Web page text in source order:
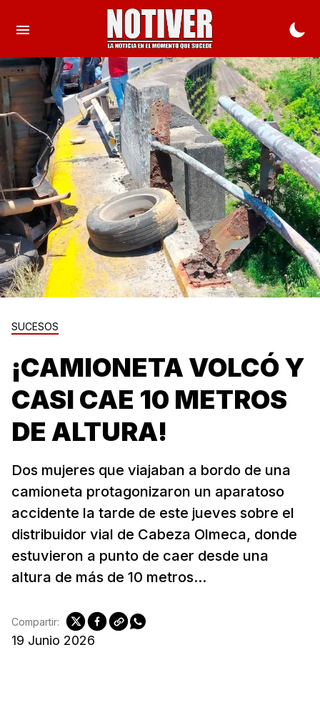
SUCESOS
¡CAMIONETA VOLCÓ Y
CASI CAE 10 METROS
DE ALTURA!
Dos mujeres que viajaban a bordo de una
camioneta protagonizaron un aparatoso
accidente la tarde de este jueves sobre el
distribuidor vial de Cabeza Olmeca, donde
estuvieron a punto de caer desde una
altura de más de 10 metros...
19 Junio 2026
Compartir: